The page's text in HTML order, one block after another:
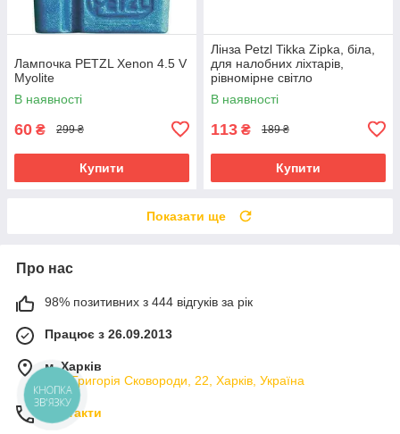
Лампочка PETZL Xenon 4.5 V
Myolite
В наявності
60 ₴ 299 ₴
Купити
Лінза Petzl Tikka Zipka, біла,
для налобних ліхтарів,
рівномірне світло
В наявності
113 ₴ 189 ₴
Купити
Показати ще
Про нас
98% позитивних з 444 відгуків за рік
Працює з 26.09.2013
м. Харків
вул. Григорія Сковороди, 22, Харків, Україна
Контакти
КНОПКА
ЗВ'ЯЗКУ